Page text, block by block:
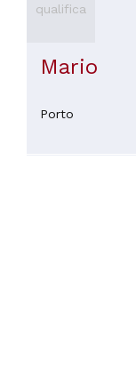
qualifica
Mario
Porto